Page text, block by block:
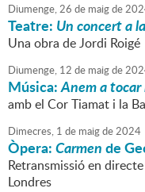
Diumenge,26 de maigde
Teatre: Un concert a
Una obra de Jordi Roigé
Diumenge, 12 de maigde
Música:Anem a
amb el Cor Tiamat i la
Dimecres, 1 de maigde2024
Òpera:Carmende
Retransmissió en
Londres